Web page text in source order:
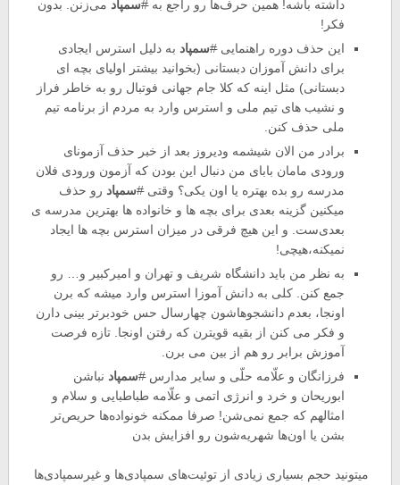
داشته باشه! همین حرف‌ها رو راجع به#سمپاد می‌زنن. بدون
فکر!
این حذف دوره راهنمایی#سمپاد به دلیل استرس ایجادی
برای دانش آموزان دبستانی (بخوانید بیشتر اولیای بچه ای
دبستانی) مثل اینه که کلا جام جهانی فوتبال رو به خاطر فراز
و نشیب های تیم ملی و استرس وارد به مردم از برنامه تیم
ملی حذف کنن.
برادر من الان شیشمه ودیروز بعد از خبر حذف آزمونای
ورودی مامان بابای من دنبال این بودن که آزمون ورودی فلان
مدرسه رو بده بهتره یا اون یکی؟ وقتی#سمپاد رو حذف
میکنین گزینه بعدی برای بچه ها و خانواده ها بهترین مدرسه ی
بعدی‌ست. و این هیچ فرقی در میزان استرس بچه ها ایجاد
نمیکنه،هیچی!
به نظر من باید دانشگاه شریف و تهران و امیرکبیر و… رو
جمع کنن. کلی به دانش آموزا استرس وارد میشه که برن
اونجا، بعدم دانشجوهاشون چهارسال حس خودبرتر بینی دارن
و فکر می کنن از بقیه قویترن که رفتن اونجا. تازه فرصت
آموزش برابر رو هم از بین می برن.
فرزانگان و علّامه حلّی و سایر مدارس#سمپاد نباشن
ابوریحان و خرد و انرژی اتمی و علّامه طباطبایی و سلام و
امثالهم که جمع نمی‌شن! صرفا ممکنه خونواده‌ها حریص‌تر
بشن یا اون‌ها شهریه‌شون رو افزایش بدن
میتونید حجم بسیاری زیادی از توئیت‌های سمپادی‌ها و غیرسمپادی‌ها